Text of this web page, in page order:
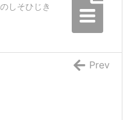
しそひじき
Prev